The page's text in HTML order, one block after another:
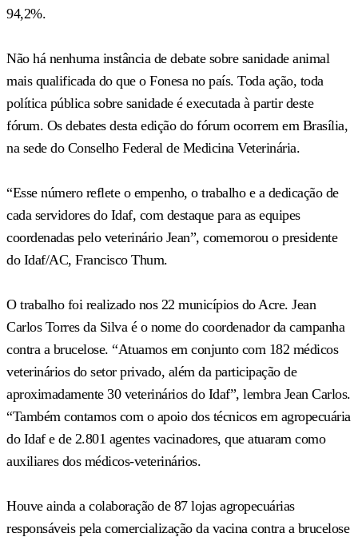
94,2%.
Não há nenhuma instância de debate sobre sanidade animal
mais qualificada do que o Fonesa no país. Toda ação, toda
política pública sobre sanidade é executada à partir deste
fórum. Os debates desta edição do fórum ocorrem em Brasília,
na sede do Conselho Federal de Medicina Veterinária.
“Esse número reflete o empenho, o trabalho e a dedicação de
cada servidores do Idaf, com destaque para as equipes
coordenadas pelo veterinário Jean”, comemorou o presidente
do Idaf/AC, Francisco Thum.
O trabalho foi realizado nos 22 municípios do Acre. Jean
Carlos Torres da Silva é o nome do coordenador da campanha
contra a brucelose. “Atuamos em conjunto com 182 médicos
veterinários do setor privado, além da participação de
aproximadamente 30 veterinários do Idaf”, lembra Jean Carlos.
“Também contamos com o apoio dos técnicos em agropecuária
do Idaf e de 2.801 agentes vacinadores, que atuaram como
auxiliares dos médicos-veterinários.
Houve ainda a colaboração de 87 lojas agropecuárias
responsáveis pela comercialização da vacina contra a brucelose